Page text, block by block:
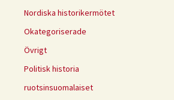
Nordiska historikermötet
Okategoriserade
Övrigt
Politisk historia
ruotsinsuomalaiset